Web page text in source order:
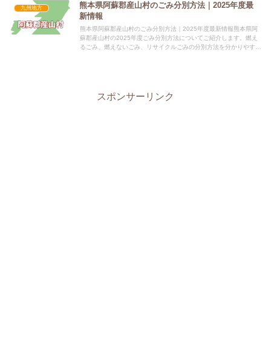
九州地方
熊本県阿蘇郡産山村のごみ分別方法｜2025年度最
新情報
熊本県阿蘇郡産山村のごみ分別方法｜2025年度最新情報熊本県阿
蘇郡産山村の2025年度ごみ分別方法についてご紹介します。燃え
るごみ、燃えないごみ、リサイクルごみの分別方法を分かりやすく
スポンサーリンク